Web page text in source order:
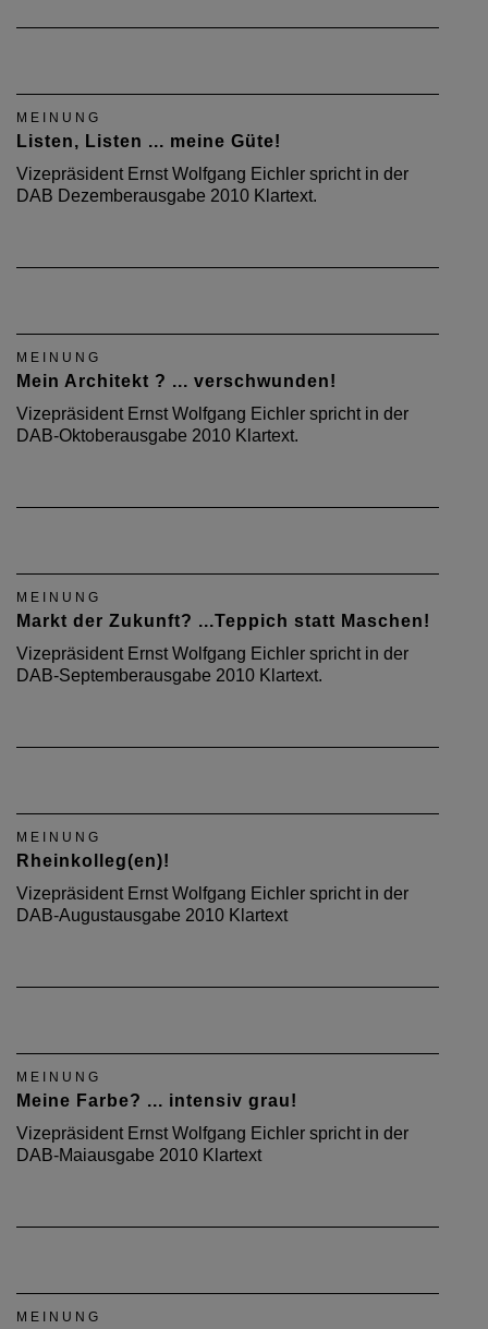
MEINUNG
Listen, Listen ... meine Güte!
Vizepräsident Ernst Wolfgang Eichler spricht in der
DAB Dezemberausgabe 2010 Klartext.
MEINUNG
Mein Architekt ? ... verschwunden!
Vizepräsident Ernst Wolfgang Eichler spricht in der
DAB-Oktoberausgabe 2010 Klartext.
MEINUNG
Markt der Zukunft? ...Teppich statt Maschen!
Vizepräsident Ernst Wolfgang Eichler spricht in der
DAB-Septemberausgabe 2010 Klartext.
MEINUNG
Rheinkolleg(en)!
Vizepräsident Ernst Wolfgang Eichler spricht in der
DAB-Augustausgabe 2010 Klartext
MEINUNG
Meine Farbe? ... intensiv grau!
Vizepräsident Ernst Wolfgang Eichler spricht in der
DAB-Maiausgabe 2010 Klartext
MEINUNG